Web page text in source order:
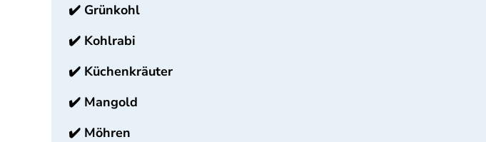
✔️ Grünkohl
✔️ Kohlrabi
✔️ Küchenkräuter
✔️ Mangold
✔️ Möhren